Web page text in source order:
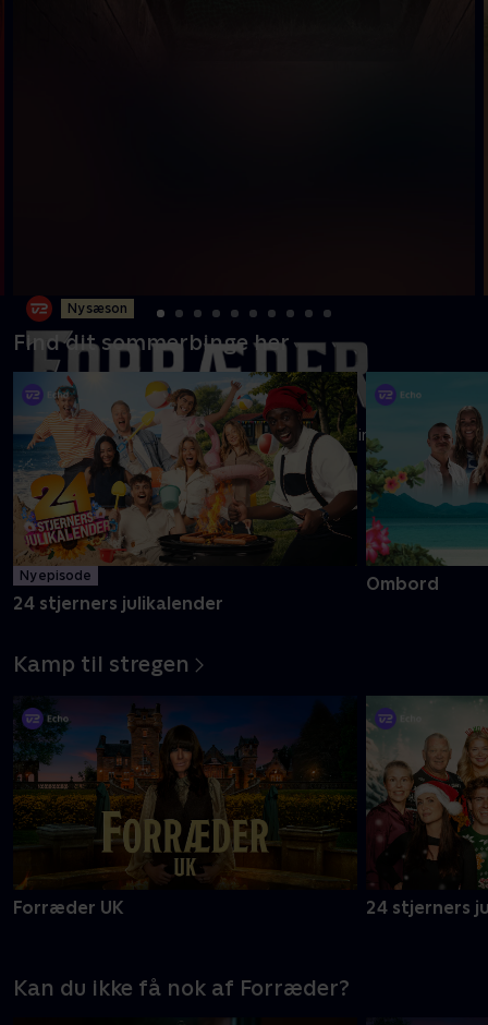
Ny sæson
19 kendte flytter ind på et helt nyt gods, hvor intet er, som
det plejer at være
Mere info
Find dit sommerbinge her
Ny episode
24 stjerners julikalender
Ombord
Kamp til stregen
Forræder UK 24 stjerners
Kan du ikke få nok af Forræder?